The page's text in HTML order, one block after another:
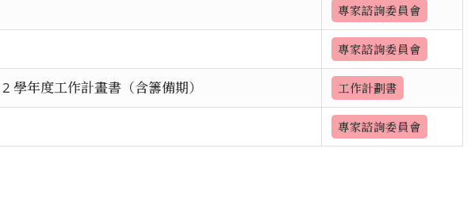
專家諮詢委員會
專家諮詢委員會
學年度工作計畫書（含籌備期） 工作計劃書
專家諮詢委員會